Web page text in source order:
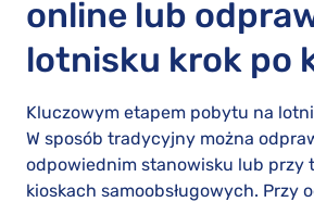
online lub
lotnisku krok po
Kluczowym etapem pobytu na
W sposób tradycyjny można
odpowiednim stanowisku lub przy
kioskach samoobsługowych. Przy